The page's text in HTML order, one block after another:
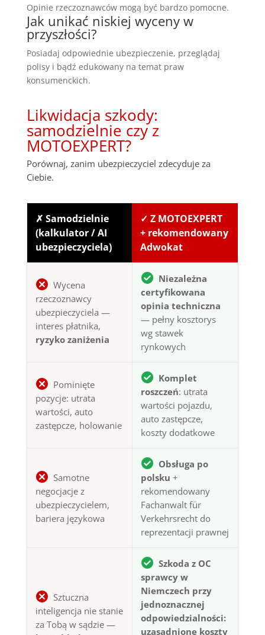
Opinie rzeczoznawców mogą być bardzo pomocne.
Jak unikać niskiej wyceny w
przyszłości?
Posiadaj odpowiednie ubezpieczenie, przeglądaj
polisy i bądź edukowany na temat praw
konsumenckich.
Likwidacja szkody:
samodzielnie czy z
MOTOEXPERT?
Porównaj, zanim ubezpieczyciel zdecyduje za
Ciebie.
✗ Samodzielnie
(kalkulator / AI
ubezpieczyciela)
✓ Z MOTOEXPERT
+ rekomendowany
Adwokat
Wycena
rzeczoznawcy
ubezpieczyciela —
interes płatnika,
ryzyko zaniżenia
Niezależna
certyfikowana
opinia techniczna
— pełny kosztorys
wg stawek
rynkowych
Pominięte
pozycje: utrata
wartości, auto
zastępcze, holowanie
Komplet
roszczeń: utrata
wartości pojazdu,
auto zastępcze,
koszty dodatkowe
Samotne
negocjacje z
ubezpieczycielem,
bariera językowa
Obsługa po
polsku +
rekomendowany
Fachanwalt für
Verkehrsrecht do
reprezentacji prawnej
Sztuczna
inteligencja nie stanie
za Tobą w sądzie —
Szkoda z OC
sprawcy w
Niemczech przy
jednoznacznej
odpowiedzialności:
uzasadnione koszty